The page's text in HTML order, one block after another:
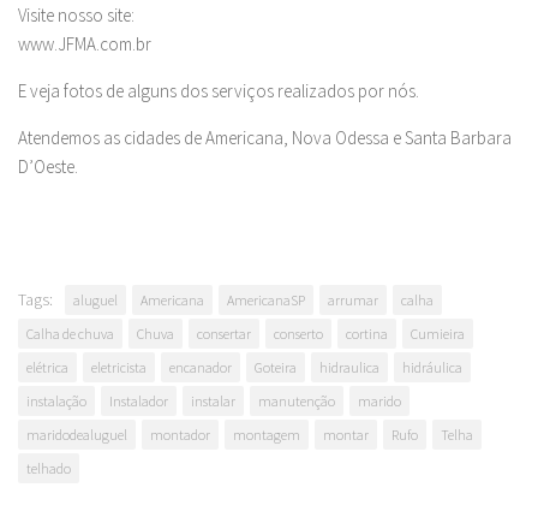
Visite nosso site:
www.JFMA.com.br
E veja fotos de alguns dos serviços realizados por nós.
Atendemos as cidades de Americana, Nova Odessa e Santa Barbara
D’Oeste.
Tags: aluguel Americana AmericanaSP arrumar
calha
Calha de chuva
Chuva consertar conserto cortina
Cumieira
elétrica
eletricista encanador Goteira hidraulica
hidráulica
instalação
Instalador instalar manutenção
marido
maridodealuguel
montador montagem montar Rufo
Telha
telhado